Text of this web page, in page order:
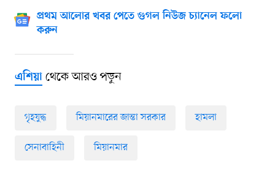
প্রথম আলোর খবর পেতে গুগল নিউজ চ্যানেল ফলো
করুন
এশিয়াথেকে আরও পড়ুন
গৃহযুদ্ধ মিয়ানমারের জান্তা সরকার হামলা
সেনাবাহিনী মিয়ানমার